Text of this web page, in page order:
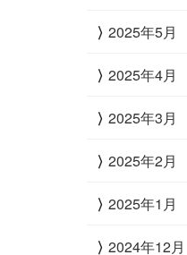
2025年5月
2025年4月
2025年3月
2025年2月
2025年1月
2024年12月